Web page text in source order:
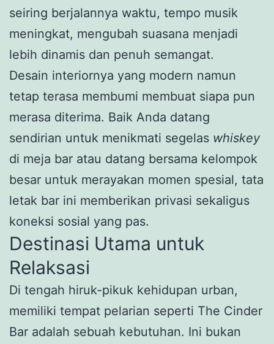
seiring berjalannya waktu, tempo musik
meningkat, mengubah suasana menjadi
lebih dinamis dan penuh semangat.
Desain interiornya yang modern namun
tetap terasa membumi membuat siapa pun
merasa diterima. Baik Anda datang
sendirian untuk menikmati segelas whiskey
di meja bar atau datang bersama kelompok
besar untuk merayakan momen spesial, tata
letak bar ini memberikan privasi sekaligus
koneksi sosial yang pas.
Destinasi Utama untuk
Relaksasi
Di tengah hiruk-pikuk kehidupan urban,
memiliki tempat pelarian seperti The Cinder
Bar adalah sebuah kebutuhan. Ini bukan